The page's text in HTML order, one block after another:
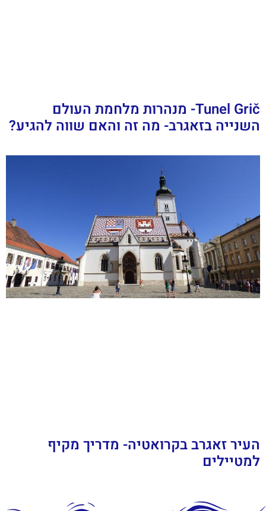
Tunel Grič- מנהרות מלחמת העולם
השנייה בזאגרב- מה זה והאם שווה להגיע?
העיר זאגרב בקרואטיה- מדריך מקיף
למטיילים